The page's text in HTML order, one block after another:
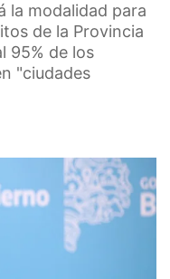
la modalidad para
de la Provincia
95% de los
"ciudades